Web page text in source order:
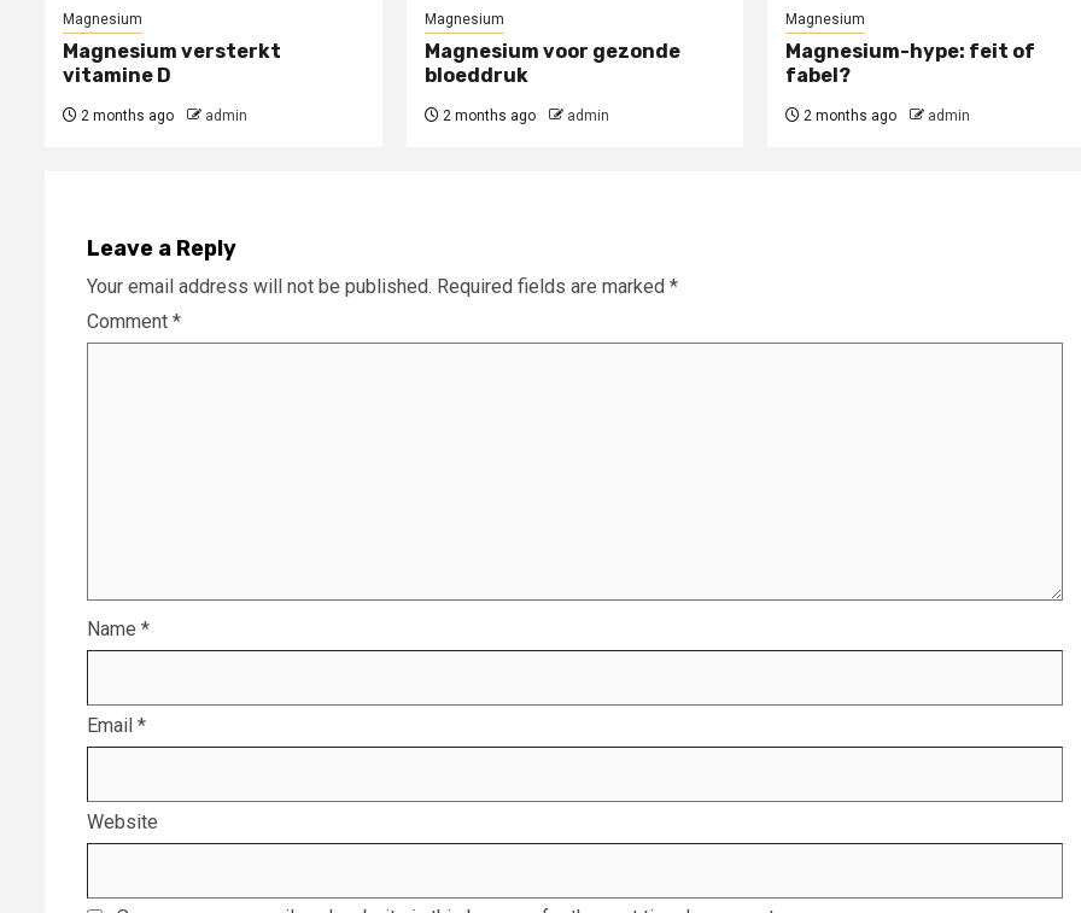
Magnesium
Magnesium versterkt
vitamine D
2 months ago admin
Magnesium
Magnesium voor gezonde
bloeddruk
2 months ago admin
Magnesium
Magnesium-hype: feit of
fabel?
2 months ago admin
Leave a Reply
Your email address will not be published. Required fields are marked *
Comment *
Name *
Email *
Website